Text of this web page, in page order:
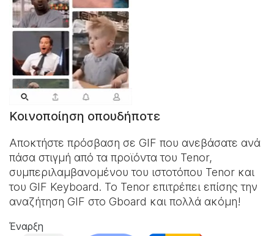
Κοινοποίηση οπουδήποτε
Αποκτήστε πρόσβαση σε GIF που ανεβάσατε ανά
πάσα στιγμή από τα προϊόντα του Tenor,
συμπεριλαμβανομένου του ιστοτόπου Tenor και
του GIF Keyboard. Το Tenor επιτρέπει επίσης την
αναζήτηση GIF στο Gboard και πολλά ακόμη!
Έναρξη